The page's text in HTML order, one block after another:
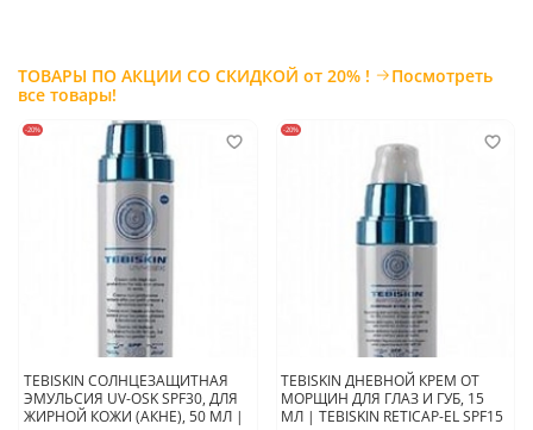
Страна производитель:
ТОВАРЫ ПО АКЦИИ СО СКИДКОЙ от 20% !
Посмотреть
все товары!
-20%
TEBISKIN СОЛНЦЕЗАЩИТНАЯ
ЭМУЛЬСИЯ UV-OSK SPF30, ДЛЯ
ЖИРНОЙ КОЖИ (АКНЕ), 50 МЛ |
-20%
TEBISKIN ДНЕВНОЙ КРЕМ ОТ
МОРЩИН ДЛЯ ГЛАЗ И ГУБ, 15
МЛ | TEBISKIN RETICAP-EL SPF15